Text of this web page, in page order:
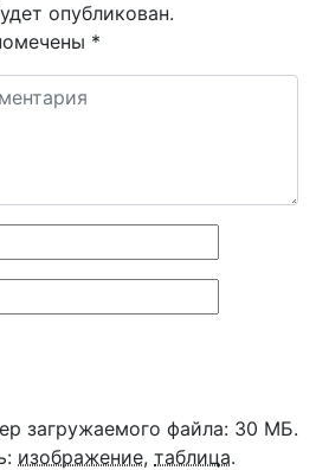
опубликован.
*
загружаемого файла: 30 МБ.
изображение, таблица.